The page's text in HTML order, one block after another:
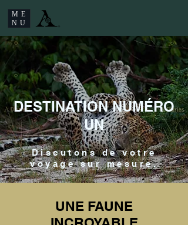
ME
NU
DESTINATION NUMÉRO
UN
Discutons de votre
voyage sur mesure.
UNE FAUNE